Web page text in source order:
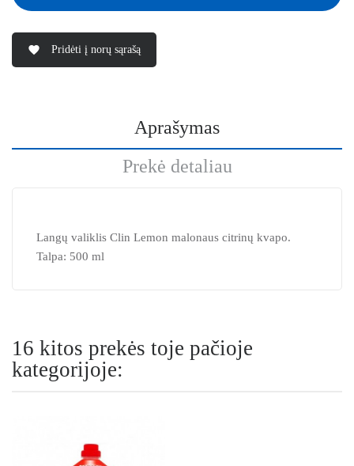
favorite Pridėti į norų sąrašą
Aprašymas
Prekė detaliau
Langų valiklis Clin Lemon malonaus citrinų kvapo.
Talpa: 500 ml
16 kitos prekės toje pačioje
kategorijoje: